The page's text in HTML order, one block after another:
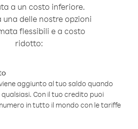
a un costo inferiore.
una delle nostre opzioni
flessibili e a costo
ridotto:
aggiunto al tuo saldo quando
Con il tuo credito puoi
in tutto il mondo con le tariffe